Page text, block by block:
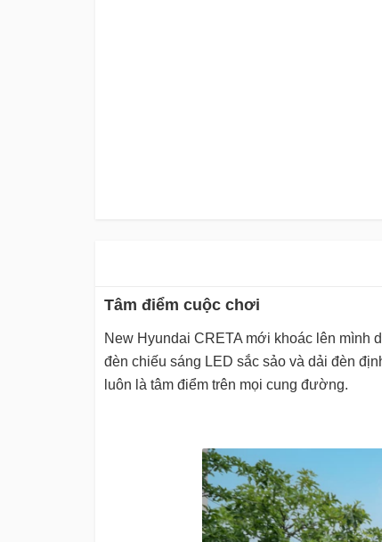
Tâm điểm cuộc chơi
New Hyundai CRETA mới khoác lên mình
đèn chiếu sáng LED sắc sảo và dải đèn
luôn là tâm điểm trên mọi cung đường.